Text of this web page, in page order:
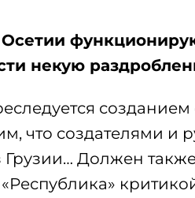
некую
созданием
что создателями и
Должен также